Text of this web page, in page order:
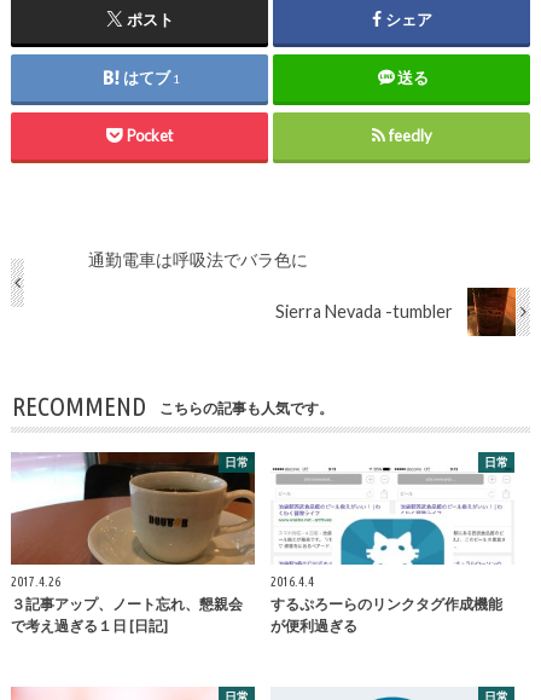
ポスト シェア
はてブ 1 送る
Pocket feedly
通勤電車は呼吸法でバラ色に
Sierra Nevada -tumbler
RECOMMEND こちらの記事も人気です。
日常
2017.4.26
３記事アップ、ノート忘れ、懇親会
で考え過ぎる１日 [日記]
日常
2016.4.4
するぷろーらのリンクタグ作成機能
が便利過ぎる
日常 日常